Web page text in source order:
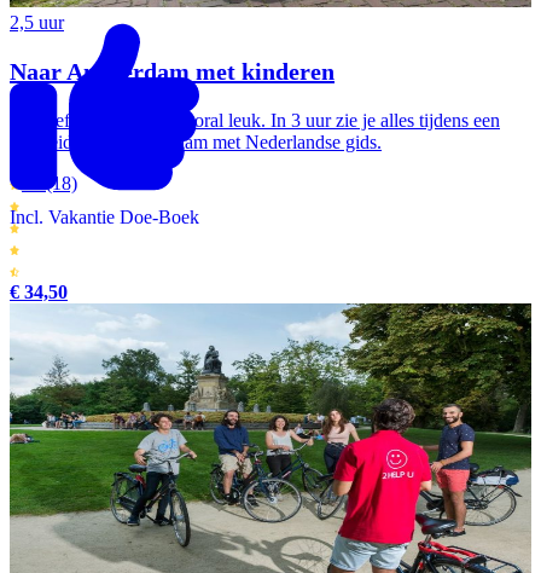
Incl. Vakantie Doe-Boek
2,5 uur
Naar Amsterdam met kinderen
Sportief, leerzaam en vooral leuk. In 3 uur zie je alles tijdens een
rondleiding in Amsterdam met Nederlandse gids.
(18)
€ 34,50